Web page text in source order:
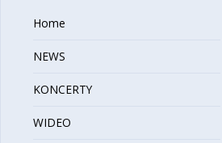
Home
NEWS
KONCERTY
WIDEO